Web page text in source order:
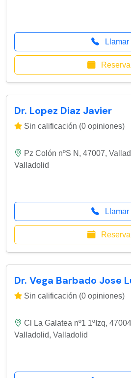
Llamar
Dr. Lopez Diaz Javier
Sin calificación (0 opiniones)
Pz Colón nºS N, 47007,
Valladolid
Llamar
Dr. Vega Barbado Jose
Sin calificación (0 opiniones)
Cl La Galatea nº1 1ºIzq,
Valladolid, Valladolid